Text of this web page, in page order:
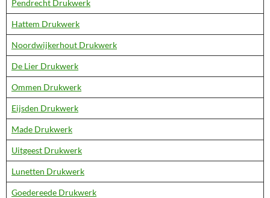
Pendrecht Drukwerk
Hattem Drukwerk
Noordwijkerhout Drukwerk
De Lier Drukwerk
Ommen Drukwerk
Eijsden Drukwerk
Made Drukwerk
Uitgeest Drukwerk
Lunetten Drukwerk
Goedereede Drukwerk